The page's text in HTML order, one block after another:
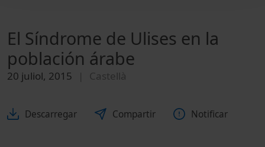
El Síndrome de Ulises en la
población árabe
20 juliol, 2015 Castellà
Descarregar Compartir Notificar